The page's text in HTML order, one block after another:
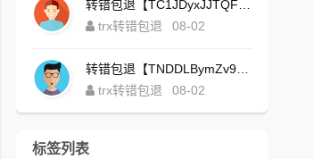
trx转错包退
08-02
trx转错包退
08-02
标签列表